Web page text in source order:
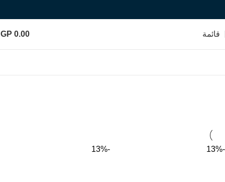
قائمة 0.00
-13%
-13%